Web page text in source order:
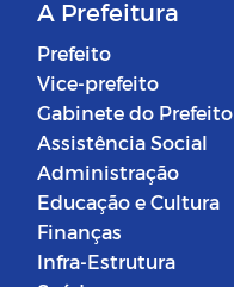
A Prefeitura
Prefeito
Vice-prefeito
Gabinete do Prefeito
Assistência Social
Administração
Educação e Cultura
Finanças
Infra-Estrutura